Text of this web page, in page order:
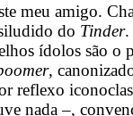
meu amigo.
do Tinder.
ídolos são
,
reflexo
nada –,